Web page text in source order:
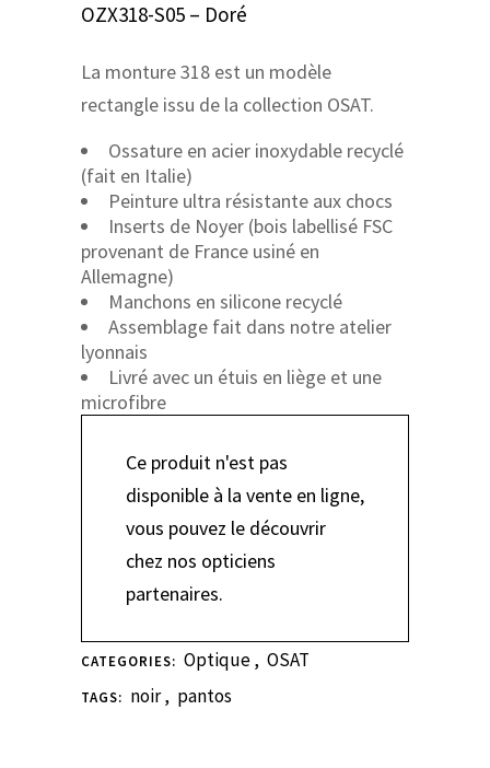
OZX318-S05 – Doré
La monture 318 est un modèle
rectangle issu de la collection OSAT.
Ossature en acier inoxydable recyclé
(fait en Italie)
Peinture ultra résistante aux chocs
Inserts de Noyer (bois labellisé FSC
provenant de France usiné en
Allemagne)
Manchons en silicone recyclé
Assemblage fait dans notre atelier
lyonnais
Livré avec un étuis en liège et une
microfibre
Ce produit n'est pas
disponible à la vente en ligne,
vous pouvez le découvrir
chez nos opticiens
partenaires.
CATEGORIES: Optique, OSAT
TAGS: noir, pantos